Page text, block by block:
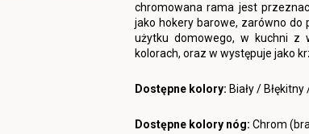
chromowana rama jest
jako hokery barowe, zarówno do
użytku domowego, w kuchni z
kolorach, oraz w występuje jako
Dostępne kolory: Biały /
Dostępne kolory nóg: Chrom